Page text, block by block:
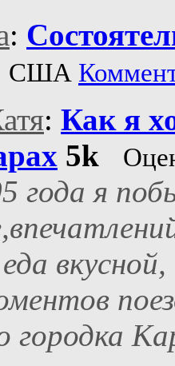
:
США
: Как я
5k
года я
еда
городка